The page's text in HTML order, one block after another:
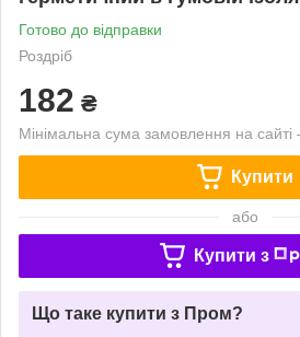
Готово до відправки
Роздріб
182 ₴
Мінімальна сума замовлення на
Купити
або
Купити з
Що таке купити з Пром?